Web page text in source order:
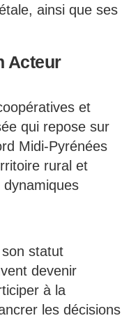
ainsi que ses
Acteur
et
qui repose sur
Midi-Pyrénées
rural et
statut
devenir
à la
les décisions